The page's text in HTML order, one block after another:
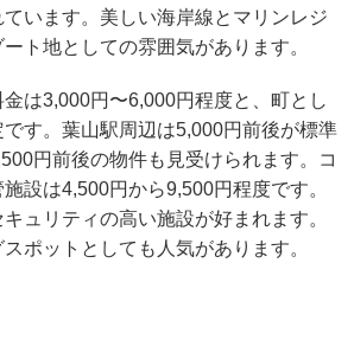
います。美しい海岸線とマリンレジ
ト地としての雰囲気があります。
は3,000円〜6,000円程度と、町とし
す。葉山駅周辺は5,000円前後が標準
円前後の物件も見受けられます。コ
設は4,500円から9,500円程度です。
ュリティの高い施設が好まれます。
ポットとしても人気があります。